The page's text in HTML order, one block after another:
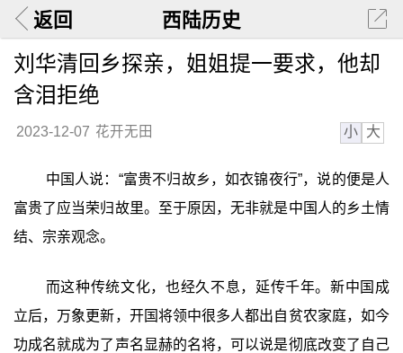
返回 西陆历史
刘华清回乡探亲，姐姐提一要求，他却
含泪拒绝
2023-12-07 花开无田 小 大
中国人说：“富贵不归故乡，如衣锦夜行”，说的便是人
富贵了应当荣归故里。至于原因，无非就是中国人的乡土情
结、宗亲观念。
而这种传统文化，也经久不息，延传千年。新中国成
立后，万象更新，开国将领中很多人都出自贫农家庭，如今
功成名就成为了声名显赫的名将，可以说是彻底改变了自己